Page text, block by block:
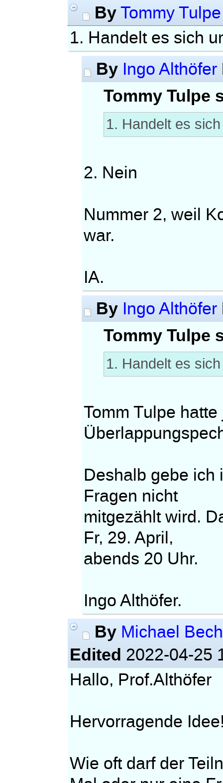
By Tommy Tulpe
1. Handelt es sich
By Ingo Althöfer
Tommy Tulpe
1. Handelt es
2. Nein
Nummer 2, weil
war.
IA.
By Ingo Althöfer
Tommy Tulpe
1. Handelt es
Tomm Tulpe
Deshalb gebe ich
Fragen nicht
mitgezählt wird.
Fr, 29. April,
abends 20 Uhr.
Ingo Althöfer.
By Michael
Edited 2022-04-25
Hallo, Prof.Althöfer
Hervorragende
Wie oft darf der